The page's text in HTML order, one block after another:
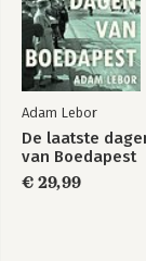
Adam Lebor
De laatste
van Boedapest
€ 29,99